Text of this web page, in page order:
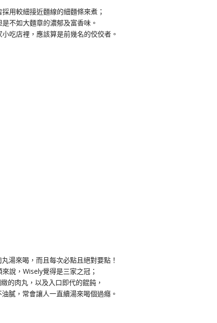
用較細接近麵線的細麵條來煮；
不如大麵章的濃郁及富香味。
吃店裡，應該算是前幾名的佼佼者。
湯來喝，而且每次必點且絕對要點！
說，Wisely覺得是三家之冠；
的肉丸，以及入口即代的餛飩，
膩，常會讓人一直續湯來喝個過癮。